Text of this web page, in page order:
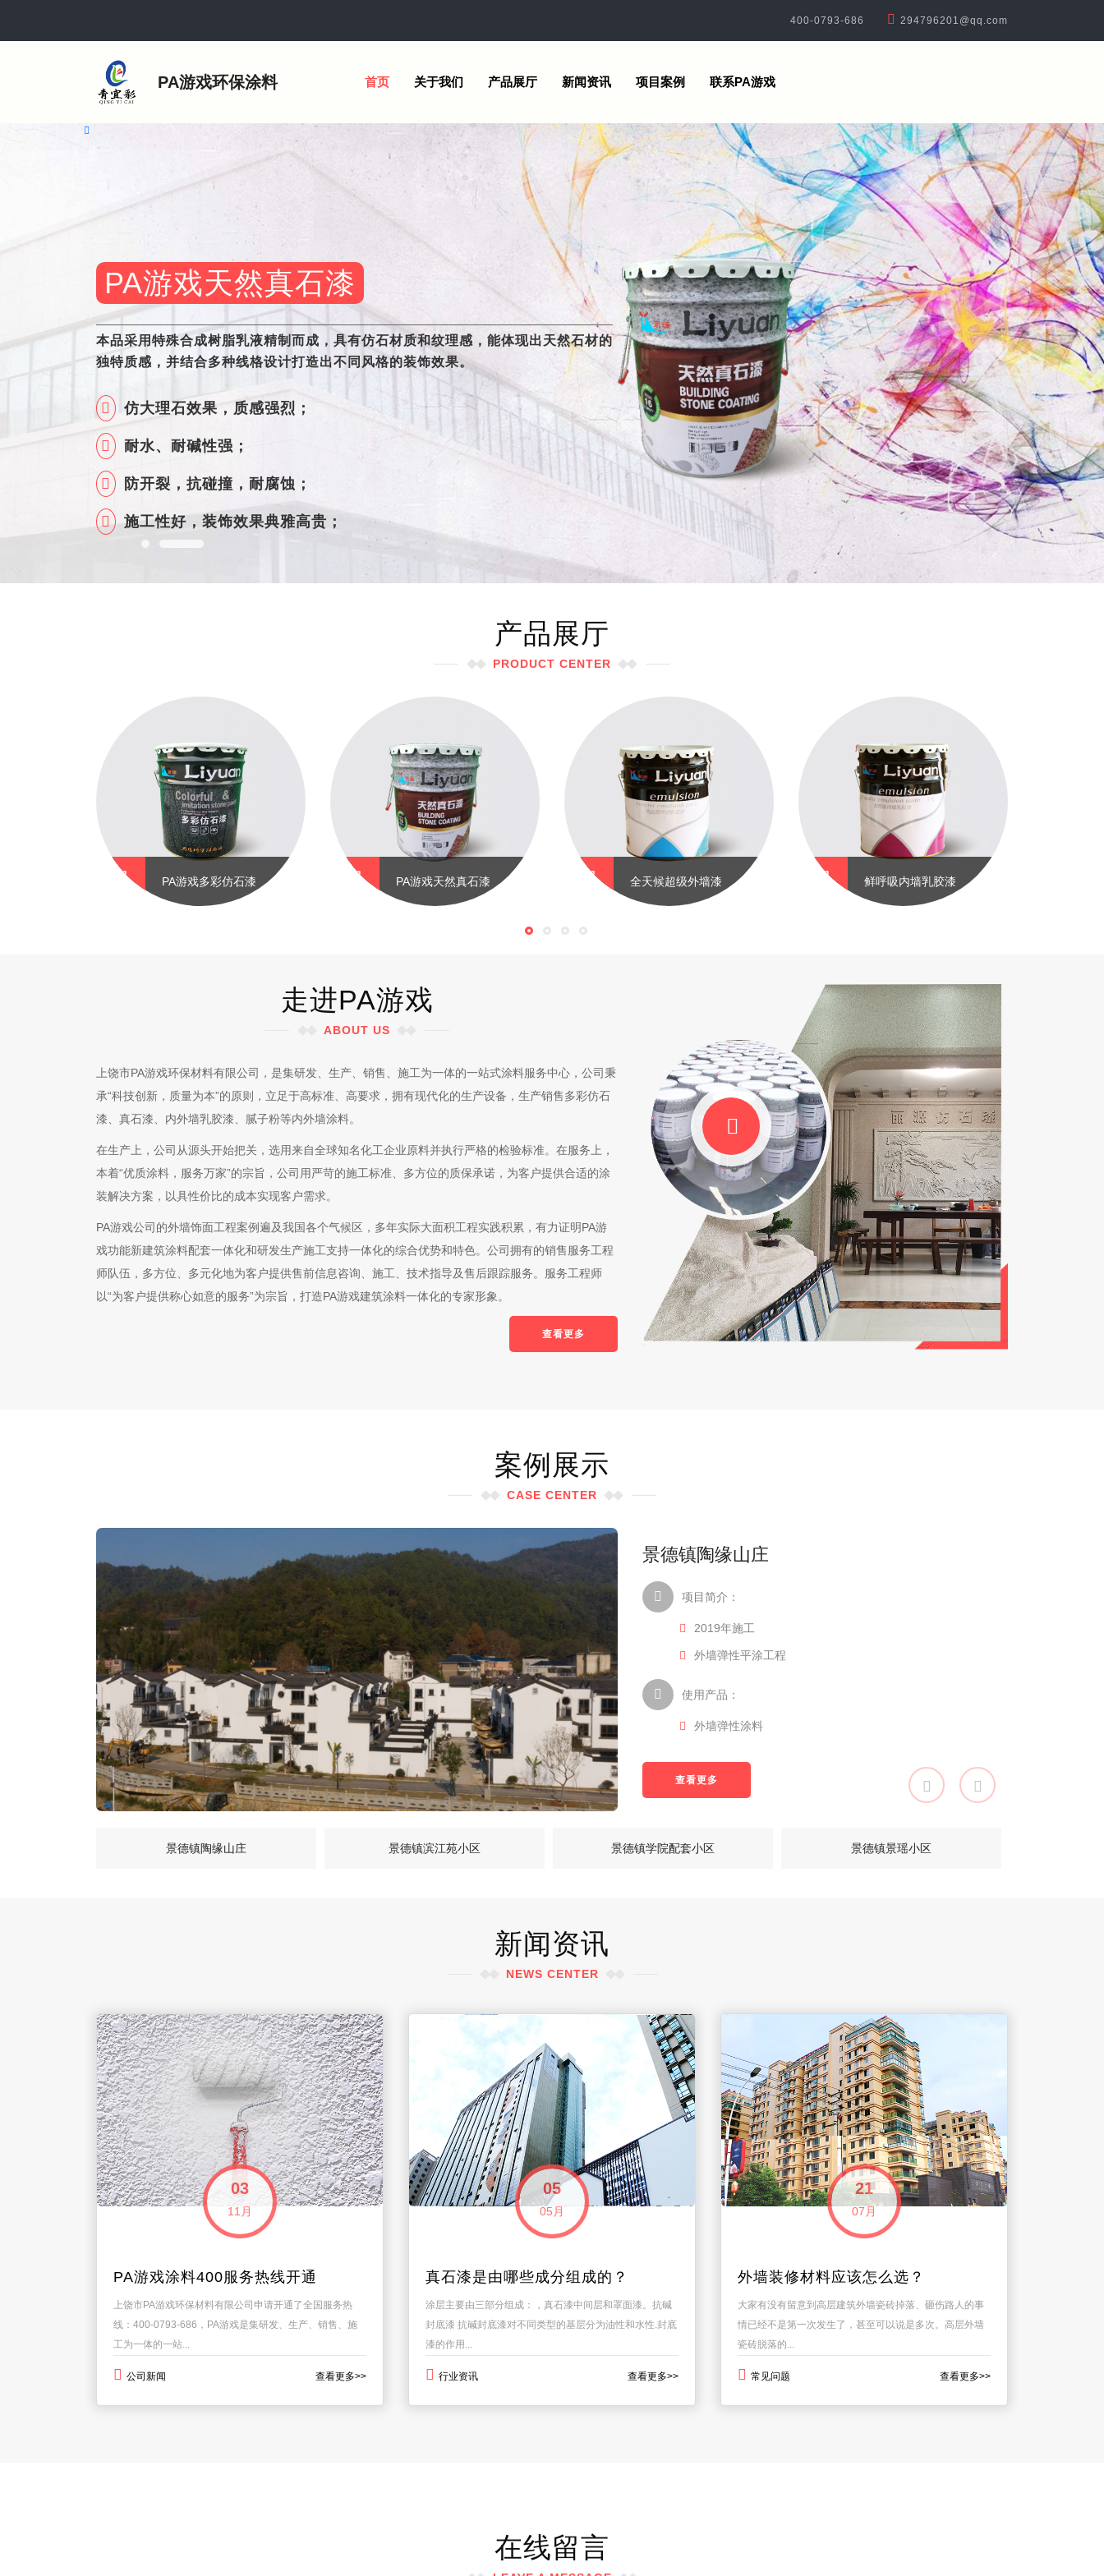
400-0793-686 294796201@qq.com
PA游戏环保涂料 首页 关于我们 产品展厅 新闻资讯 项目案例 联系PA游戏
PA游戏多彩仿石漆
本品是一款仿花岗岩纹理效果的液态花岗岩外墙涂装产品，施工方便，
可一次喷涂成型，适用于水泥基面及各类新旧墙体表面。
仿天然花岗岩效果逼真； 色彩纹理造型丰富；
延伸性优异，抗开裂性强；
易洗刷，方便清洁； 施工方便，安全环保。
PA游戏天然真石漆
本品采用特殊合成树脂乳液精制而成，具有仿石材质和纹理感，能体现出天然石材的
独特质感，并结合多种线格设计打造出不同风格的装饰效果。
仿大理石效果，质感强烈；
耐水、耐碱性强；
防开裂，抗碰撞，耐腐蚀；
施工性好，装饰效果典雅高贵；
产品展厅
PRODUCT CENTER
PA游戏多彩仿石漆 PA游戏天然真石漆 全天候超级外墙漆 鲜呼吸内墙乳胶漆
走进PA游戏
ABOUT US
上饶市PA游戏环保材料有限公司，是集研发、生产、销售、施工为一体的一站式涂料服务中心，公司秉
承“科技创新，质量为本”的原则，立足于高标准、高要求，拥有现代化的生产设备，生产销售多彩仿石
漆、真石漆、内外墙乳胶漆、腻子粉等内外墙涂料。
在生产上，公司从源头开始把关，选用来自全球知名化工企业原料并执行严格的检验标准。在服务上，
本着“优质涂料，服务万家”的宗旨，公司用严苛的施工标准、多方位的质保承诺，为客户提供合适的涂
装解决方案，以具性价比的成本实现客户需求。
PA游戏公司的外墙饰面工程案例遍及我国各个气候区，多年实际大面积工程实践积累，有力证明PA游
戏功能新建筑涂料配套一体化和研发生产施工支持一体化的综合优势和特色。公司拥有的销售服务工程
师队伍，多方位、多元化地为客户提供售前信息咨询、施工、技术指导及售后跟踪服务。服务工程师
以“为客户提供称心如意的服务”为宗旨，打造PA游戏建筑涂料一体化的专家形象。
查看更多
案例展示
CASE CENTER
景德镇陶缘山庄
项目简介：
2019年施工
外墙弹性平涂工程
使用产品：
外墙弹性涂料
查看更多
景德镇滨江苑小区
项目简介：
2018年施工
真石漆工程
使用产品：
真石漆
查看更多
景德镇学院配套小区
项目简介：
2021年施工
外墙弹性拉毛漆工程
使用产品：
外墙弹性涂料
查看更多
景德镇景瑶小区
项目简介：
2021年施工
外墙保温及外墙弹性面漆工程
使用产品：
外墙弹性涂料
查看更多
景德镇观溪郡小区
项目简介：
2021年施工
外墙拉毛漆工程
使用产品：
查看更多
上饶市紫阳小院
项目简介：
2020年施工
多彩仿石漆工程
使用产品：
多彩仿石漆
查看更多
上饶明江丽景小区
项目简介：
2019年施工
旧城改造瓷砖面翻新真石漆工程
使用产品：
真石漆
查看更多
广丰高新区标准厂房
项目简介：
2021年施工
真石漆工程
使用产品：
真石漆
查看更多
景德镇陶缘山庄 景德镇滨江苑小区 景德镇学院配套小区 景德镇景瑶小区
新闻资讯
NEWS CENTER
03
11月
PA游戏涂料400服务热线开通
上饶市PA游戏环保材料有限公司申请开通了全国服务热
线：400-0793-686，PA游戏是集研发、生产、销售、施
工为一体的一站...
公司新闻 查看更多>>
05
05月
真石漆是由哪些成分组成的？
涂层主要由三部分组成：，真石漆中间层和罩面漆。抗碱
封底漆 抗碱封底漆对不同类型的基层分为油性和水性.封底
漆的作用...
行业资讯 查看更多>>
21
07月
外墙装修材料应该怎么选？
大家有没有留意到高层建筑外墙瓷砖掉落、砸伤路人的事
情已经不是第一次发生了，甚至可以说是多次。高层外墙
瓷砖脱落的...
常见问题 查看更多>>
在线留言